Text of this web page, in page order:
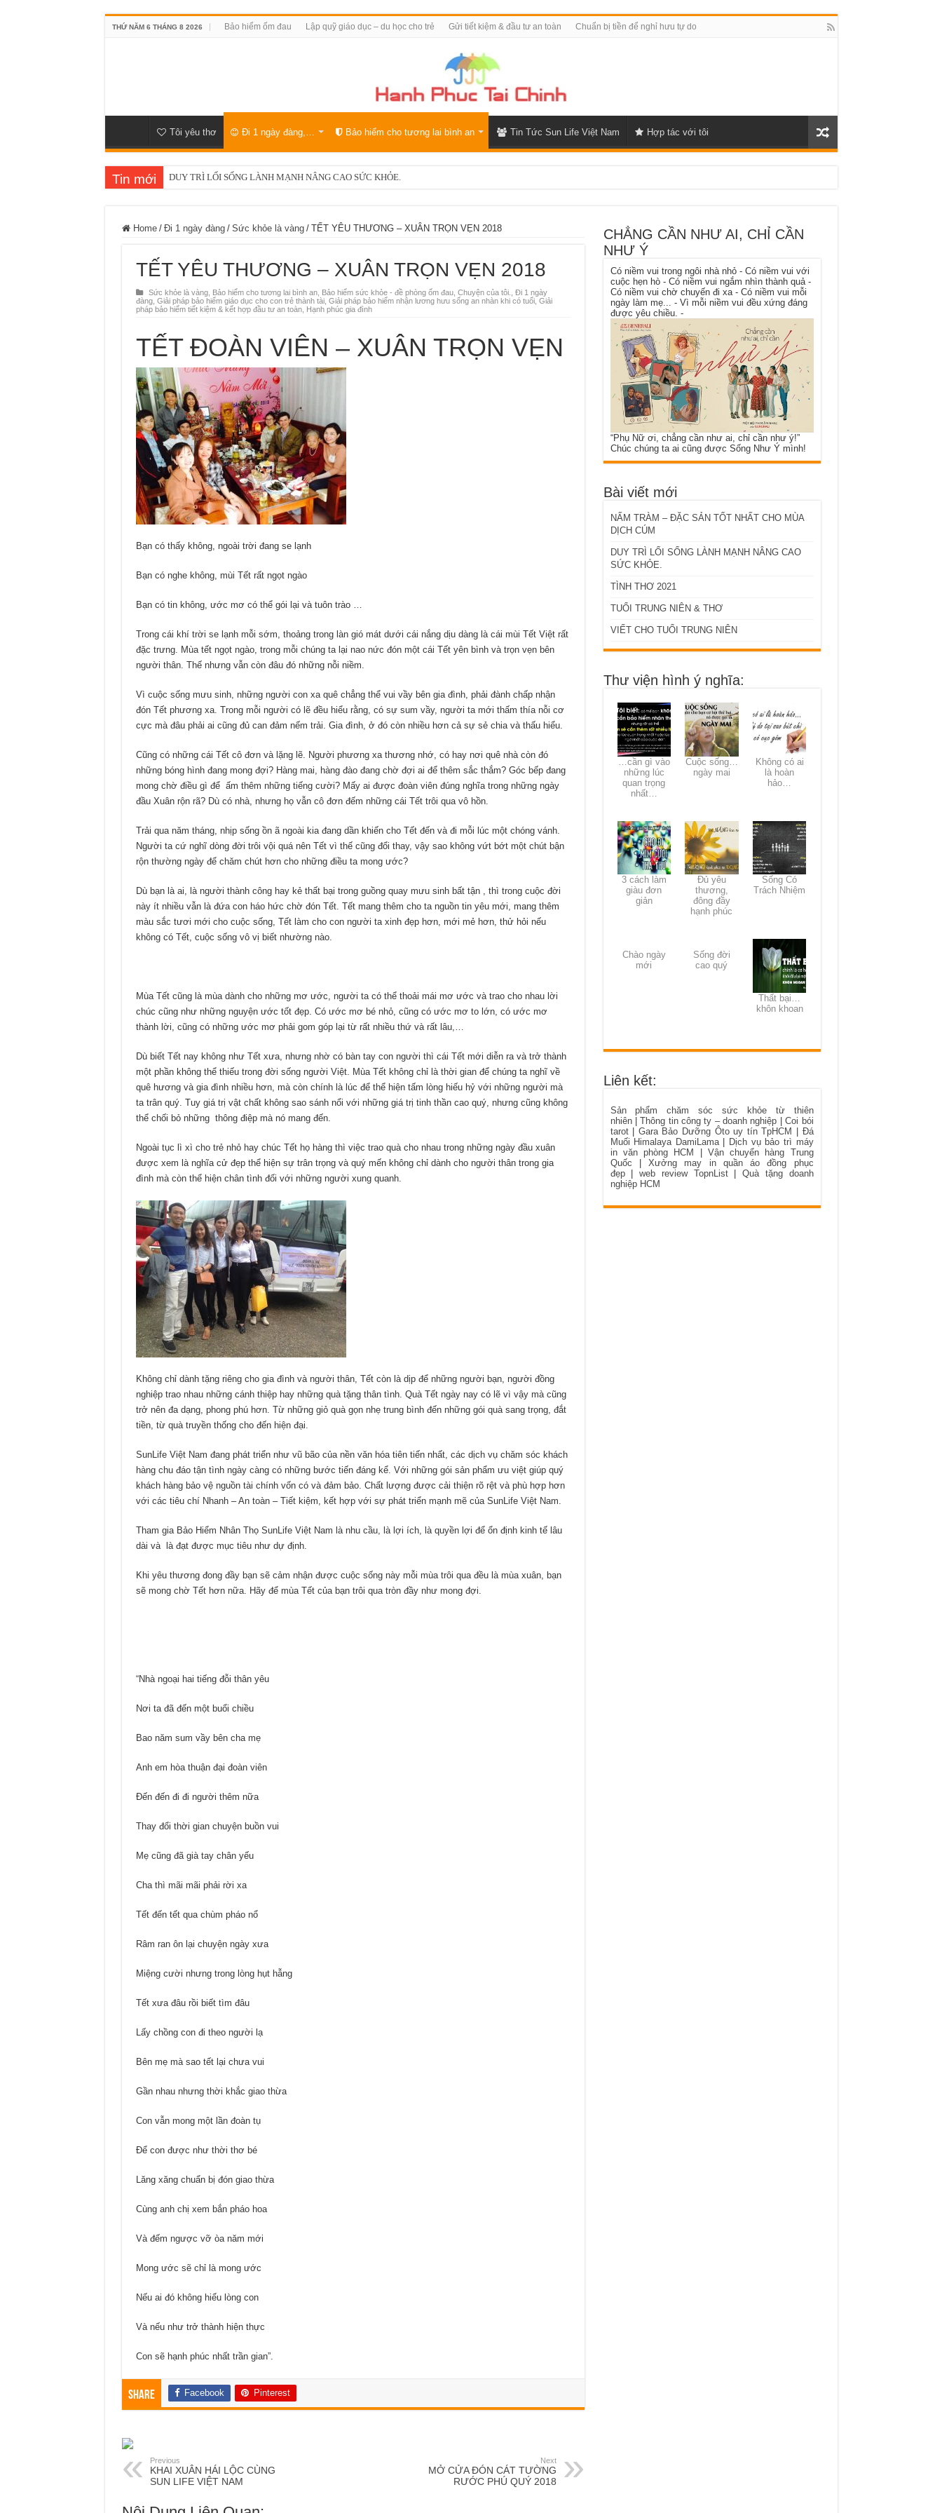
THỨ NĂM 6 THÁNG 8 2026 Bảo hiểm ốm đau Lập quỹ giáo dục – du học cho trẻ Gửi tiết kiệm & đầu tư an toàn Chuẩn bị tiền để nghỉ hưu tự do
Tôi yêu thơ Đi 1 ngày đàng,… Bảo hiểm cho tương lai bình an Tin Tức Sun Life Việt Nam Hợp tác với tôi
Tin mới DUY TRÌ LỐI SỐNG LÀNH MẠNH NÂNG CAO SỨC KHỎE.
Home / Đi 1 ngày đàng / Sức khỏe là vàng / TẾT YÊU THƯƠNG – XUÂN TRỌN VẸN 2018
TẾT YÊU THƯƠNG – XUÂN TRỌN VẸN 2018
Sức khỏe là vàng, Bảo hiểm cho tương lai bình an, Bảo hiểm sức khỏe - đề phòng ốm đau, Chuyện của tôi.
Đi 1 ngày
đàng, Giải pháp bảo hiểm giáo dục cho con trẻ thành tài, Giải pháp bảo hiểm nhận lương hưu sống an nhàn khi có tuổi, Giải
pháp bảo hiểm tiết kiệm & kết hợp đầu tư an toàn, Hạnh phúc gia đình
TẾT ĐOÀN VIÊN – XUÂN TRỌN VẸN
Bạn có thấy không, ngoài trời đang se lạnh
Bạn có nghe không, mùi Tết rất ngọt ngào
Bạn có tin không, ước mơ có thể gói lại và tuôn trào …
Trong cái khí trời se lạnh mỗi sớm, thoảng trong làn gió mát dưới cái nắng dịu dàng là cái mùi Tết Việt rất
đặc trưng. Mùa tết ngọt ngào, trong mỗi chúng ta lại nao nức đón một cái Tết yên bình và trọn vẹn bên
người thân. Thế nhưng vẫn còn đâu đó những nỗi niềm.
Vì cuộc sống mưu sinh, những người con xa quê chẳng thể vui vầy bên gia đình, phải đành chấp nhận
đón Tết phương xa. Trong mỗi người có lẽ đều hiểu rằng, có sự sum vầy, người ta mới thấm thía nỗi cơ
cực mà đâu phải ai cũng đủ can đảm nếm trải. Gia đình, ở đó còn nhiều hơn cả sự sẻ chia và thấu hiểu.
Cũng có những cái Tết cô đơn và lặng lẽ. Người phương xa thương nhớ, có hay nơi quê nhà còn đó
những bóng hình đang mong đợi? Hàng mai, hàng đào đang chờ đợi ai để thêm sắc thắm? Góc bếp đang
mong chờ điều gì để ấm thêm những tiếng cười? Mấy ai được đoàn viên đúng nghĩa trong những ngày
đầu Xuân rộn rã? Dù có nhà, nhưng họ vẫn cô đơn đếm những cái Tết trôi qua vô hồn.
Trải qua năm tháng, nhịp sống ồn ã ngoài kia đang dần khiến cho Tết đến và đi mỗi lúc một chóng vánh.
Người ta cứ nghĩ dòng đời trôi vội quá nên Tết vì thế cũng đổi thay, vậy sao không vứt bớt một chút bận
rộn thường ngày để chăm chút hơn cho những điều ta mong ước?
Dù bạn là ai, là người thành công hay kẻ thất bại trong guồng quay mưu sinh bất tận , thì trong cuộc đời
này ít nhiều vẫn là đứa con háo hức chờ đón Tết. Tết mang thêm cho ta nguồn tin yêu mới, mang thêm
màu sắc tươi mới cho cuộc sống, Tết làm cho con người ta xinh đẹp hơn, mới mẻ hơn, thử hỏi nếu
không có Tết, cuộc sống vô vị biết nhường nào.
Mùa Tết cũng là mùa dành cho những mơ ước, người ta có thể thoải mái mơ ước và trao cho nhau lời
chúc cũng như những nguyện ước tốt đẹp. Có ước mơ bé nhỏ, cũng có ước mơ to lớn, có ước mơ
thành lời, cũng có những ước mơ phải gom góp lại từ rất nhiều thứ và rất lâu,…
Dù biết Tết nay không như Tết xưa, nhưng nhờ có bàn tay con người thì cái Tết mới diễn ra và trở thành
một phần không thể thiếu trong đời sống người Việt. Mùa Tết không chỉ là thời gian để chúng ta nghĩ về
quê hương và gia đình nhiều hơn, mà còn chính là lúc để thể hiện tấm lòng hiếu hỷ với những người mà
ta trân quý. Tuy giá trị vật chất không sao sánh nổi với những giá trị tinh thần cao quý, nhưng cũng không
thể chối bỏ những thông điệp mà nó mang đến.
Ngoài tục lì xì cho trẻ nhỏ hay chúc Tết họ hàng thì việc trao quà cho nhau trong những ngày đầu xuân
được xem là nghĩa cử đẹp thể hiện sự trân trọng và quý mến không chỉ dành cho người thân trong gia
đình mà còn thể hiện chân tình đối với những người xung quanh.
Không chỉ dành tặng riêng cho gia đình và người thân, Tết còn là dịp để những người bạn, người đồng
nghiệp trao nhau những cánh thiệp hay những quà tặng thân tình. Quà Tết ngày nay có lẽ vì vậy mà cũng
trở nên đa dạng, phong phú hơn. Từ những giỏ quà gọn nhẹ trung bình đến những gói quà sang trọng, đắt
tiền, từ quà truyền thống cho đến hiện đại.
SunLife Việt Nam đang phát triển như vũ bão của nền văn hóa tiên tiến nhất, các dịch vụ chăm sóc khách
hàng chu đáo tận tình ngày càng có những bước tiến đáng kể. Với những gói sản phẩm ưu việt giúp quý
khách hàng bảo vệ nguồn tài chính vốn có và đảm bảo. Chất lượng được cải thiện rõ rệt và phù hợp hơn
với các tiêu chí Nhanh – An toàn – Tiết kiệm, kết hợp với sự phát triển mạnh mẽ của SunLife Việt Nam.
Tham gia Bảo Hiểm Nhân Thọ SunLife Việt Nam là nhu cầu, là lợi ích, là quyền lợi để ổn định kinh tế lâu
dài và là đạt được mục tiêu như dự định.
Khi yêu thương đong đầy bạn sẽ cảm nhận được cuộc sống này mỗi mùa trôi qua đều là mùa xuân, bạn
sẽ mong chờ Tết hơn nữa. Hãy để mùa Tết của bạn trôi qua tròn đầy như mong đợi.
“Nhà ngoại hai tiếng đỗi thân yêu
Nơi ta đã đến một buổi chiều
Bao năm sum vầy bên cha mẹ
Anh em hòa thuận đại đoàn viên
Đến đến đi đi người thêm nữa
Thay đổi thời gian chuyện buồn vui
Mẹ cũng đã già tay chân yếu
Cha thì mãi mãi phải rời xa
Tết đến tết qua chùm pháo nổ
Râm ran ôn lại chuyện ngày xưa
Miệng cười nhưng trong lòng hụt hẫng
Tết xưa đâu rồi biết tìm đâu
Lấy chồng con đi theo người lạ
Bên mẹ mà sao tết lại chưa vui
Gần nhau nhưng thời khắc giao thừa
Con vẫn mong một lần đoàn tụ
Để con được như thời thơ bé
Lăng xăng chuẩn bị đón giao thừa
Cùng anh chị xem bắn pháo hoa
Và đếm ngược vỡ òa năm mới
Mong ước sẽ chỉ là mong ước
Nếu ai đó không hiểu lòng con
Và nếu như trở thành hiện thực
Con sẽ hạnh phúc nhất trần gian”.
Share Facebook Pinterest
Previous
KHAI XUÂN HÁI LỘC CÙNG
SUN LIFE VIỆT NAM
Next
MỞ CỬA ĐÓN CÁT TƯỜNG
RƯỚC PHÚ QUÝ 2018
CHẲNG CẦN NHƯ AI, CHỈ CẦN
NHƯ Ý
Có niềm vui trong ngôi nhà nhỏ - Có niềm vui với
cuộc hẹn hò - Có niềm vui ngắm nhìn thành quả -
Có niềm vui chờ chuyến đi xa - Có niềm vui mỗi
ngày làm mẹ... - Vì mỗi niềm vui đều xứng đáng
được yêu chiều. -
“Phụ Nữ ơi, chẳng cần như ai, chỉ cần như ý!”
Chúc chúng ta ai cũng được Sống Như Ý mình!
Bài viết mới
NẤM TRÀM – ĐẶC SẢN TỐT NHẤT CHO MÙA
DỊCH CÚM
DUY TRÌ LỐI SỐNG LÀNH MẠNH NÂNG CAO
SỨC KHỎE.
TÌNH THƠ 2021
TUỔI TRUNG NIÊN & THƠ
VIẾT CHO TUỔI TRUNG NIÊN
Thư viện hình ý nghĩa:
…cần gì vào
những lúc
quan trọng
nhất…
Cuộc sống…
ngày mai
Không có ai
là hoàn
hảo…
3 cách làm
giàu đơn
giản
Đủ yêu
thương,
đông đầy
hạnh phúc
Sống Có
Trách Nhiệm
Chào ngày
mới
Sống đời
cao quý
Thất bại…
khôn khoan
Liên kết:
Sản phẩm chăm sóc sức khỏe từ thiên
nhiên|Thông tin công ty – doanh nghiệp |Coi bói
tarot| Gara Bảo Dưỡng Ôto uy tín TpHCM
Đá
Muối Himalaya DamiLama|
Dịch vụ bảo trì máy
in văn phòng HCM
Vận chuyển hàng Trung
Quốc
Xưởng may in quần áo đồng phục
đẹp| web review TopnList| Quà tặng doanh
nghiệp HCM